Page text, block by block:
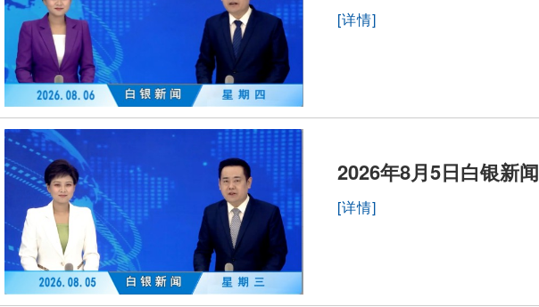
[详情]
2026年8月5日白银新闻
[详情]